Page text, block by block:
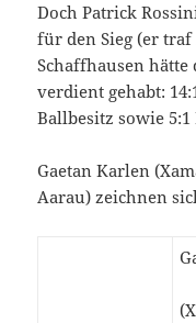
Doch Patrick
für den Sieg (er traf
Schaffhausen hätte
verdient gehabt:
Ballbesitz sowie 5:1
Gaetan Karlen
Aarau) zeichnen